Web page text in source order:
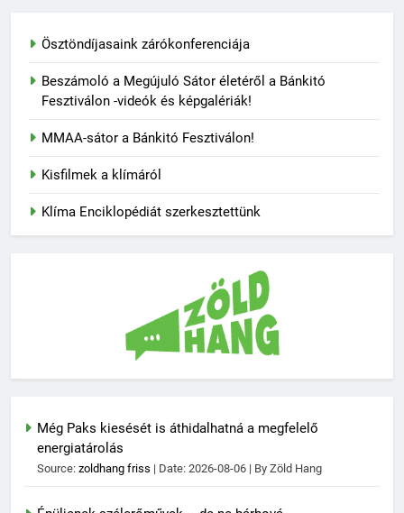
Ösztöndíjasaink zárókonferenciája
Beszámoló a Megújuló Sátor életéről a Bánkitó
Fesztiválon -videók és képgalériák!
MMAA-sátor a Bánkitó Fesztiválon!
Kisfilmek a klímáról
Klíma Enciklopédiát szerkesztettünk
Még Paks kiesését is áthidalhatná a megfelelő
energiatárolás
Source: zoldhang friss Date: 2026-08-06 By Zöld Hang